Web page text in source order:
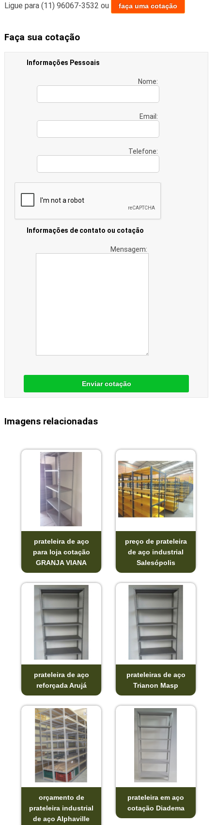
Ligue para (11) 96067-3532 ou faça uma cotação
Faça sua cotação
Informações Pessoais
Nome:
Email:
Telefone:
Informações de contato ou cotação
Mensagem:
Enviar cotação
Imagens relacionadas
prateleira de aço
para loja cotação
GRANJA VIANA
preço de prateleira
de aço industrial
Salesópolis
prateleira de aço
reforçada Arujá
prateleiras de aço
Trianon Masp
orçamento de
prateleira industrial
de aço Alphaville
prateleira em aço
cotação Diadema